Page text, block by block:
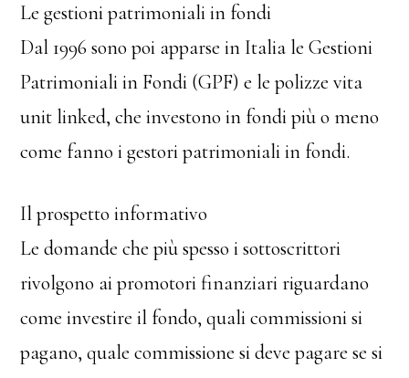
Le gestioni patrimoniali in fondi
Dal 1996 sono poi apparse in Italia le Gestioni
Patrimoniali in Fondi (GPF) e le polizze vita
unit linked, che investono in fondi più o meno
come fanno i gestori patrimoniali in fondi.
Il prospetto informativo
Le domande che più spesso i sottoscrittori
rivolgono ai promotori finanziari riguardano
come investire il fondo, quali commissioni si
pagano, quale commissione si deve pagare se si